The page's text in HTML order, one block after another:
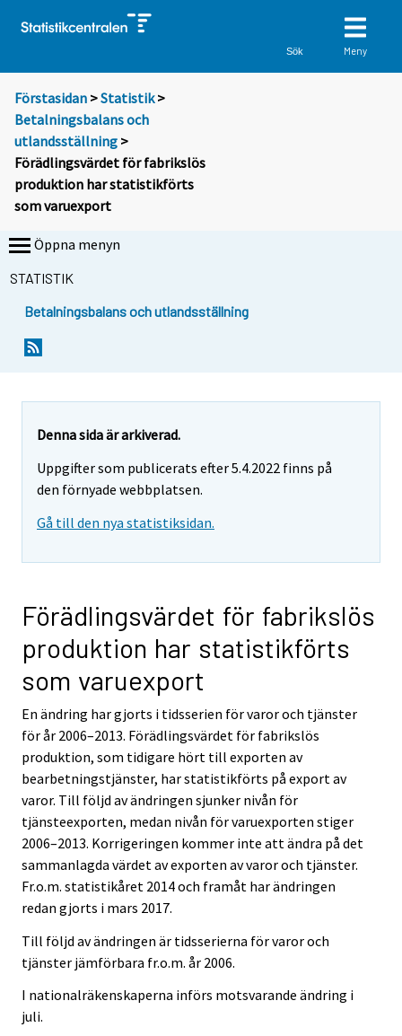
Sök Meny
Förstasidan >Statistik >
Betalningsbalans och
utlandsställning >
Förädlingsvärdet för fabrikslös
produktion har statistikförts
som varuexport
Öppna menyn
STATISTIK
Betalningsbalans och utlandsställning
Denna sida är arkiverad.
Uppgifter som publicerats efter 5.4.2022 finns på
den förnyade webbplatsen.
Gå till den nya statistiksidan.
Förädlingsvärdet för fabrikslös
produktion har statistikförts
som varuexport
En ändring har gjorts i tidsserien för varor och tjänster
för år 2006–2013. Förädlingsvärdet för fabrikslös
produktion, som tidigare hört till exporten av
bearbetningstjänster, har statistikförts på export av
varor. Till följd av ändringen sjunker nivån för
tjänsteexporten, medan nivån för varuexporten stiger
2006–2013. Korrigeringen kommer inte att ändra på det
sammanlagda värdet av exporten av varor och tjänster.
Fr.o.m. statistikåret 2014 och framåt har ändringen
redan gjorts i mars 2017.
Till följd av ändringen är tidsserierna för varor och
tjänster jämförbara fr.o.m. år 2006.
I nationalräkenskaperna införs motsvarande ändring i
juli.